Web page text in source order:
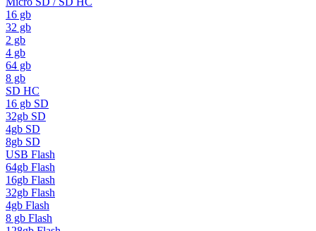
16 gb
32 gb
2 gb
4 gb
64 gb
8 gb
SD HC
16 gb SD
32gb SD
4gb SD
8gb SD
USB Flash
64gb Flash
16gb Flash
32gb Flash
4gb Flash
8 gb Flash